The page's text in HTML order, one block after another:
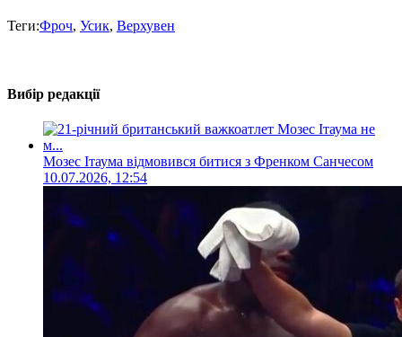
Теги:Фроч, Усик, Верхувен
Вибір редакції
Мозес Ітаума відмовився битися з Френком Санчесом
10.07.2026, 12:54